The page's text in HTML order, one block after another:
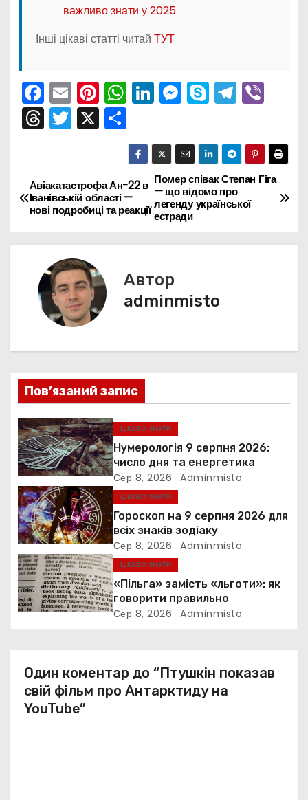
важливо знати у 2025
Інші цікаві статті читай ТУТ
F
a
c
b
o
k
E
m
ai
Pi
nt
er
st
W
h
a
ts
A
p
Li
k
e
dI
n
M
s
s
e
n
g
er
S
y
p
e
T
e
gr
a
m
Vi
er
T
a
d
T
er
X П
о
ді
л
и
и
с
я
Н
а
в
ц
я
з
а
п
и
с
і
в
Помер співак Степан Гіга
— що відомо про
легенду української
естради
Авіакатастрофа Ан-22 в
Іванівській області —
нові подробиці та реакції
Автор
adminmisto
Пов’язаний запис
ЦІКАВО ЗНАТИ
Нумерологія 9 серпня 2026:
число дня та енергетика
Сер 8, 2026 Adminmisto
ЦІКАВО ЗНАТИ
Гороскоп на 9 серпня 2026 для
всіх знаків зодіаку
Сер 8, 2026 Adminmisto
ЦІКАВО ЗНАТИ
«Пільга» замість «льготи»: як
говорити правильно
Сер 8, 2026 Adminmisto
Один коментар до “Птушкін показав
свій фільм про Антарктиду на
YouTube”